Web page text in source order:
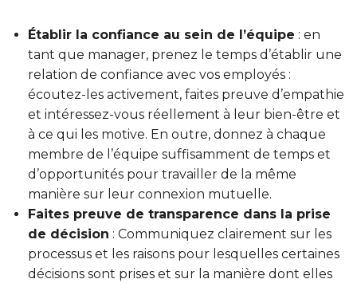
Établir la confiance au sein de l’équipe : en
tant que manager, prenez le temps d’établir une
relation de confiance avec vos employés :
écoutez-les activement, faites preuve d’empathie
et intéressez-vous réellement à leur bien-être et
à ce qui les motive. En outre, donnez à chaque
membre de l’équipe suffisamment de temps et
d’opportunités pour travailler de la même
manière sur leur connexion mutuelle.
Faites preuve de transparence dans la prise
de décision : Communiquez clairement sur les
processus et les raisons pour lesquelles certaines
décisions sont prises et sur la manière dont elles